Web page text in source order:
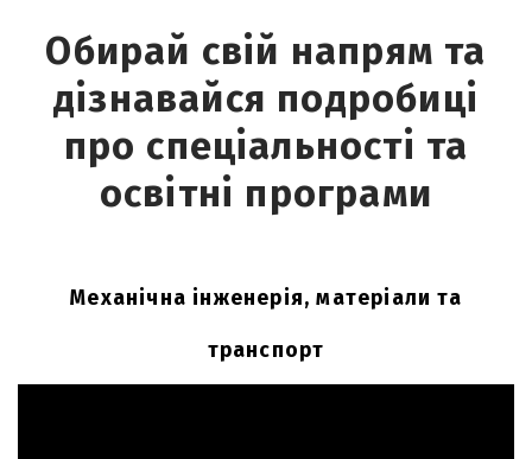
Обирай свій напрям та
дізнавайся подробиці
про спеціальності та
освітні програми
Механічна інженерія, матеріали та
транспорт